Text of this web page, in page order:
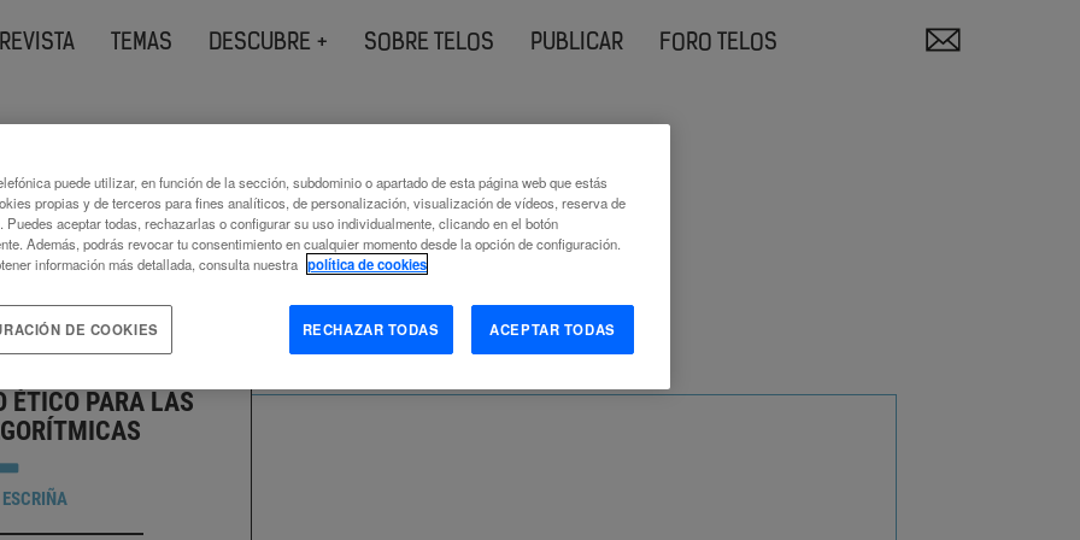
REVISTA TEMAS DESCUBRE + SOBRE TELOS PUBLICAR FORO TELOS
como
humanitario
ÉTICO PARA LAS
puede utilizar, en función de la sección, subdominio o apartado de esta página web que estás
propias y de terceros para fines analíticos, de personalización, visualización de vídeos, reserva de
Puedes aceptar todas, rechazarlas o configurar su uso individualmente, clicando en el botón
Además, podrás revocar tu consentimiento en cualquier momento desde la opción de configuración.
información más detallada, consulta nuestra política de cookies
RECHAZAR TODAS ACEPTAR TODAS
DE COOKIES